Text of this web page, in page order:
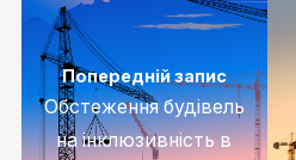
Попередній запис
Обстеження будівель
на інклюзивність в